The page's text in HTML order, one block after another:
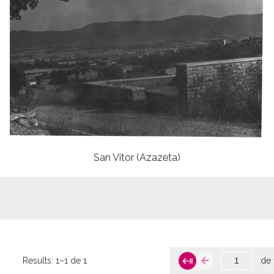
San Vitor (Azazeta)
Results:1–1 de 1 de